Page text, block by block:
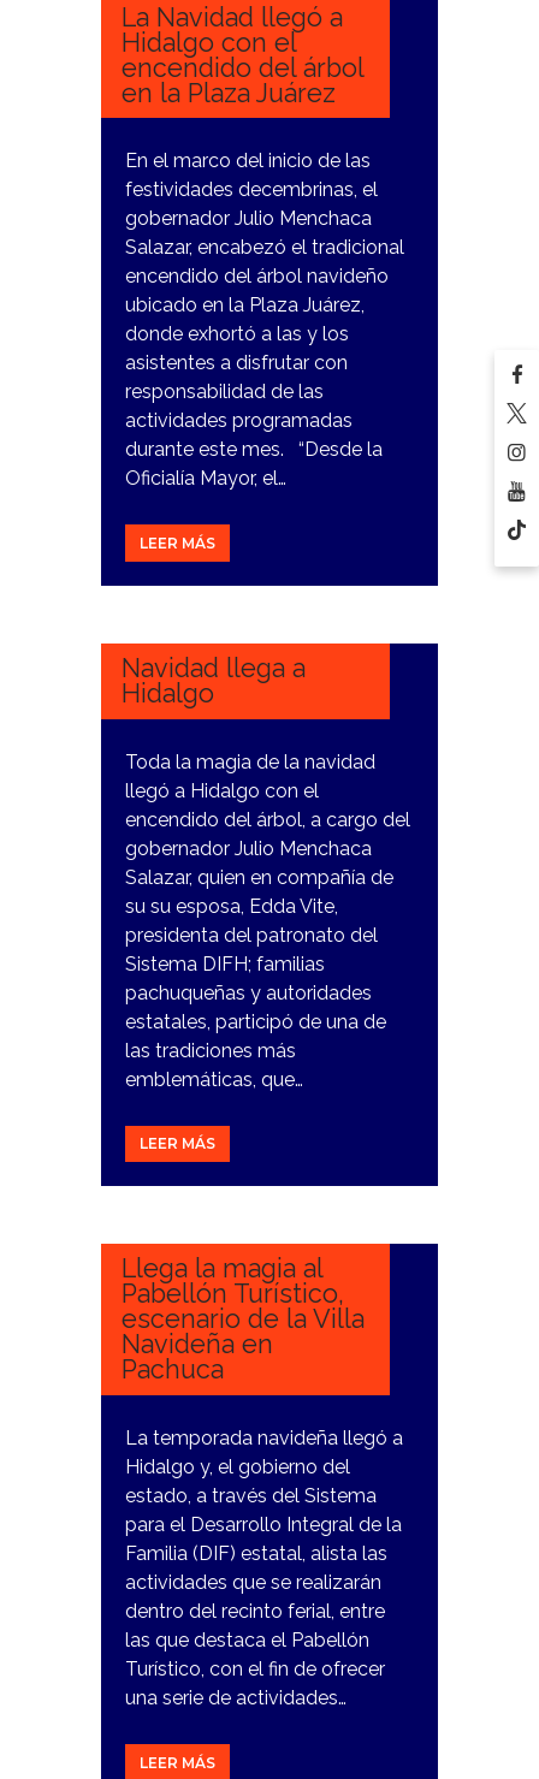
La Navidad llegó a
Hidalgo con el
encendido del árbol
en la Plaza Juárez
En el marco del inicio de las
festividades decembrinas, el
gobernador Julio Menchaca
Salazar, encabezó el tradicional
encendido del árbol navideño
ubicado en la Plaza Juárez,
donde exhortó a las y los
asistentes a disfrutar con
responsabilidad de las
actividades programadas
durante este mes. “Desde la
Oficialía Mayor, el…
LEER MÁS
7
Navidad llega a
Hidalgo
Toda la magia de la navidad
llegó a Hidalgo con el
encendido del árbol, a cargo del
gobernador Julio Menchaca
Salazar, quien en compañía de
su su esposa, Edda Vite,
presidenta del patronato del
Sistema DIFH; familias
pachuqueñas y autoridades
estatales, participó de una de
las tradiciones más
emblemáticas, que…
LEER MÁS
7
Llega la magia al
Pabellón Turístico,
escenario de la Villa
Navideña en
Pachuca
La temporada navideña llegó a
Hidalgo y, el gobierno del
estado, a través del Sistema
para el Desarrollo Integral de la
Familia (DIF) estatal, alista las
actividades que se realizarán
dentro del recinto ferial, entre
las que destaca el Pabellón
Turístico, con el fin de ofrecer
una serie de actividades…
LEER MÁS